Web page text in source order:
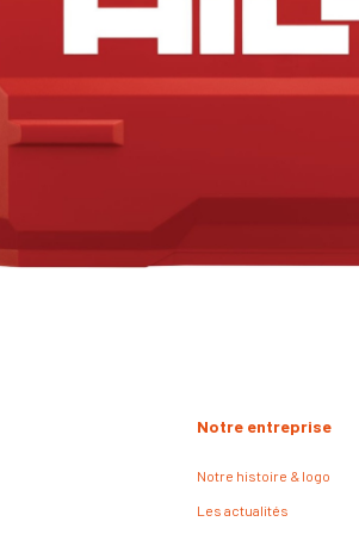
Notre entreprise
Notre histoire & logo
Les actualités